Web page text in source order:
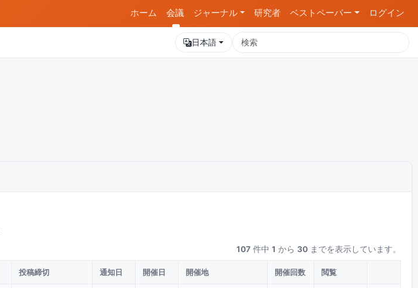
ホーム 会議 ジャーナル 研究者 ベストペーパー ログイン
日本語
107 件中1 から 30 までを表示しています。
投稿締切 通知日 開催日 開催地 開催回数 閲覧